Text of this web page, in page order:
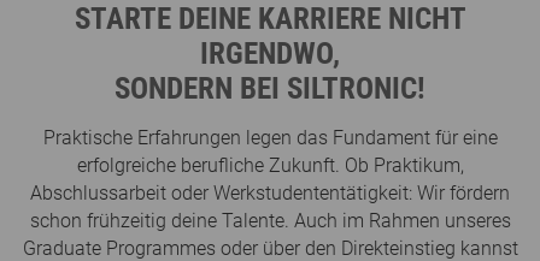
STARTE DEINE KARRIERE NICHT
IRGENDWO,
SONDERN BEI SILTRONIC!
Praktische Erfahrungen legen das Fundament für eine
erfolgreiche berufliche Zukunft. Ob Praktikum,
Abschlussarbeit oder Werkstudententätigkeit: Wir fördern
schon frühzeitig deine Talente. Auch im Rahmen unseres
Graduate Programmes oder über den Direkteinstieg kannst